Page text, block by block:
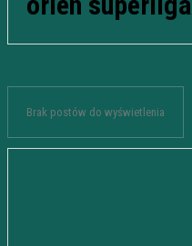
Brak postów do wyświetlenia